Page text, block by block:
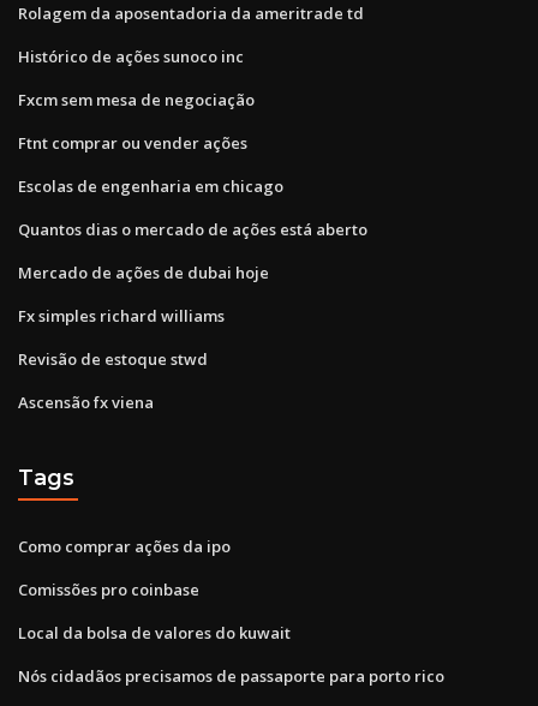
Rolagem da aposentadoria da ameritrade td
Histórico de ações sunoco inc
Fxcm sem mesa de negociação
Ftnt comprar ou vender ações
Escolas de engenharia em chicago
Quantos dias o mercado de ações está aberto
Mercado de ações de dubai hoje
Fx simples richard williams
Revisão de estoque stwd
Ascensão fx viena
Tags
Como comprar ações da ipo
Comissões pro coinbase
Local da bolsa de valores do kuwait
Nós cidadãos precisamos de passaporte para porto rico